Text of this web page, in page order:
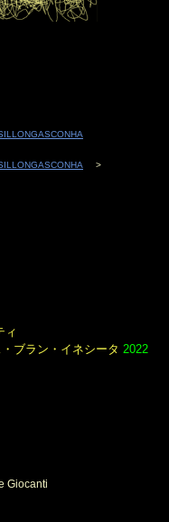
ィ
ブラン・イネシータ 2022
Giocanti